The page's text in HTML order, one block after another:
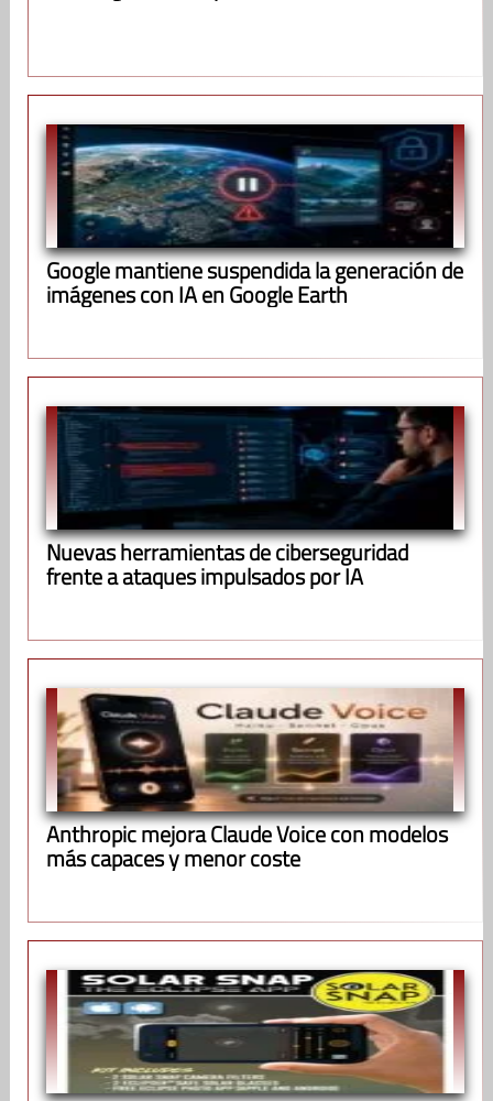
Google mantiene suspendida la generación de
imágenes con IA en Google Earth
Nuevas herramientas de ciberseguridad
frente a ataques impulsados por IA
Anthropic mejora Claude Voice con modelos
más capaces y menor coste